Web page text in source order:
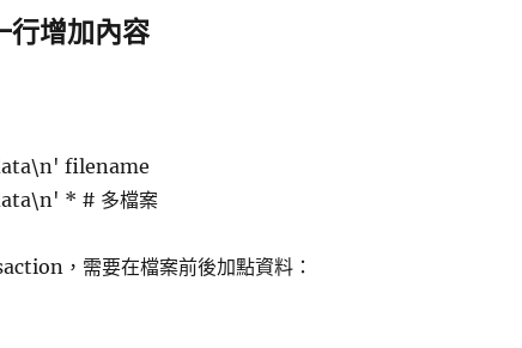
行增加內容
filename
* # 多檔案
，需要在檔案前後加點資料：